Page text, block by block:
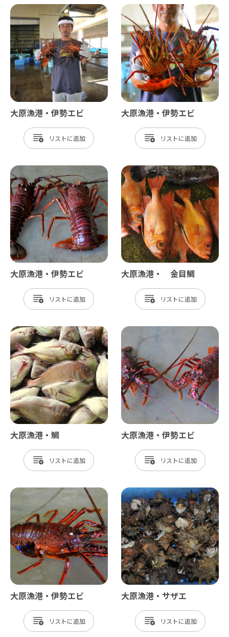
大原漁港・伊勢エビ
リスト
大原漁港・伊勢エビ
リスト
大原漁港・伊勢エビ
リスト
大原漁港・ 金目鯛
リスト
大原漁港・鯛
リスト
大原漁港・伊勢エビ
リスト
大原漁港・伊勢エビ
リスト
大原漁港・サザエ
リスト